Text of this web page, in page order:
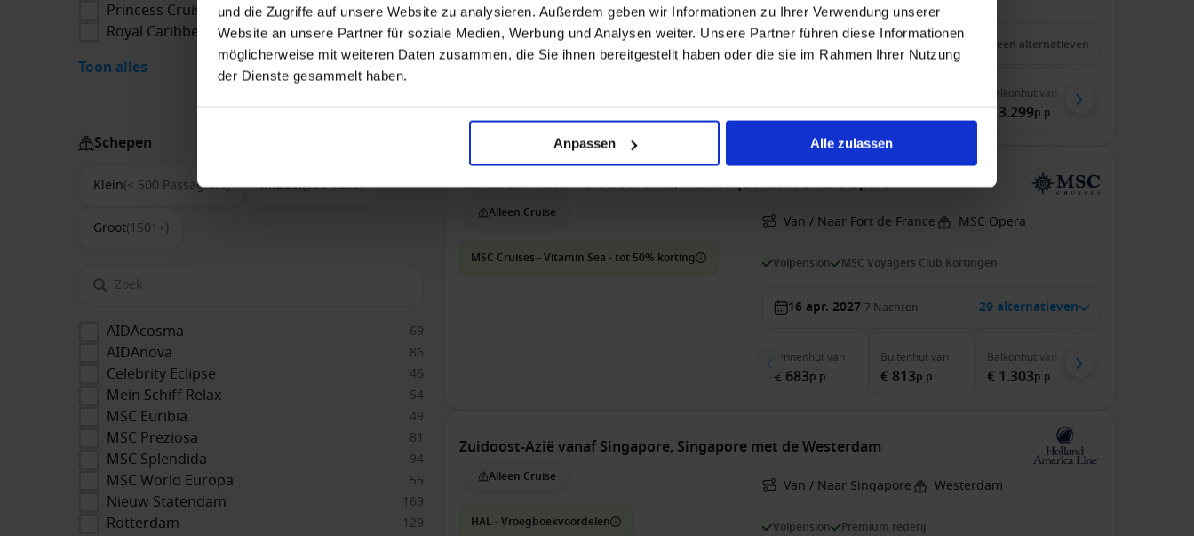
und die Zugriffe auf unsere Website zu analysieren. Außerdem geben wir Informationen zu Ihrer Verwendung unserer
Website an unsere Partner für soziale Medien, Werbung und Analysen weiter. Unsere Partner führen diese Informationen
möglicherweise mit weiteren Daten zusammen, die Sie ihnen bereitgestellt haben oder die sie im Rahmen Ihrer Nutzung
der Dienste gesammelt haben.
Anpassen Alle zulassen
Princess Cruises 1178
Royal Caribbean 933
Toon alles
Schepen
Klein(< 500 Passagiers) Middel(500-1500)
Groot(1501+)
AIDAcosma 69
AIDAnova 86
Celebrity Eclipse 46
Mein Schiff Relax 54
MSC Euribia 49
MSC Preziosa 81
MSC Splendida 94
MSC World Europa 55
Nieuw Statendam 169
Rotterdam 129
29 mei 2027 14 Nachten Geen alternatieven
€ 2.479p.p. € 3.029p.p.
Balkonhutvan
€ 3.299p.p.
Caribbean vanaf Fort de France, Martinique met de MSC Opera
Alleen Cruise
MSC Cruises - Vitamin Sea - tot 50% korting
Van / Naar Fort de France MSC Opera
Volpension MSC Voyagers Club Kortingen
16 apr. 2027 7 Nachten 29 alternatieven
Binnenhutvan
€ 683p.p.
Buitenhutvan
€ 813p.p.
Balkonhutvan
€ 1.303p.p.
Zuidoost-Azië vanaf Singapore, Singapore met de Westerdam
Alleen Cruise
HAL - Vroegboekvoordelen
Van / Naar Singapore Westerdam
Volpension Premium rederij